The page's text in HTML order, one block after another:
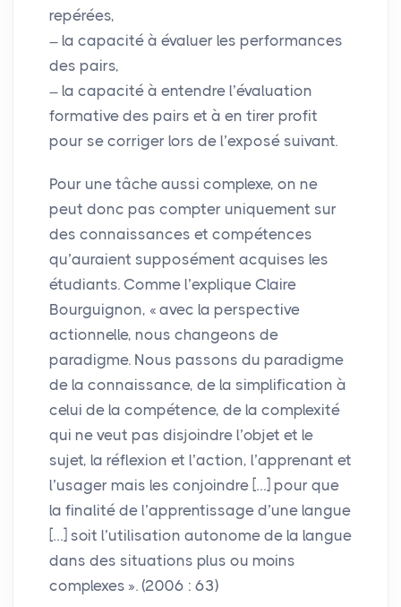
repérées,
la capacité à évaluer les performances
des pairs,
la capacité à entendre l’évaluation
formative des pairs et à en tirer profit
pour se corriger lors de l’exposé suivant.
Pour une tâche aussi complexe, on ne
peut donc pas compter uniquement sur
des connaissances et compétences
qu’auraient supposément acquises les
étudiants. Comme l’explique Claire
Bourguignon, « avec la perspective
actionnelle, nous changeons de
paradigme. Nous passons du paradigme
de la connaissance, de la simplification à
celui de la compétence, de la complexité
qui ne veut pas disjoindre l’objet et le
sujet, la réflexion et l’action, l’apprenant et
l’usager mais les conjoindre […] pour que
la finalité de l’apprentissage d’une langue
[…] soit l’utilisation autonome de la langue
dans des situations plus ou moins
complexes ». (2006 : 63)